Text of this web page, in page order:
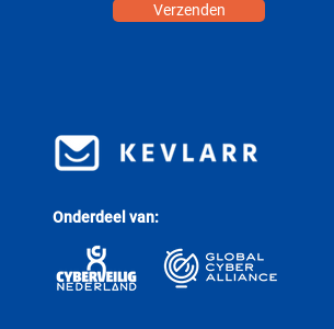
Verzenden
Onderdeel van: